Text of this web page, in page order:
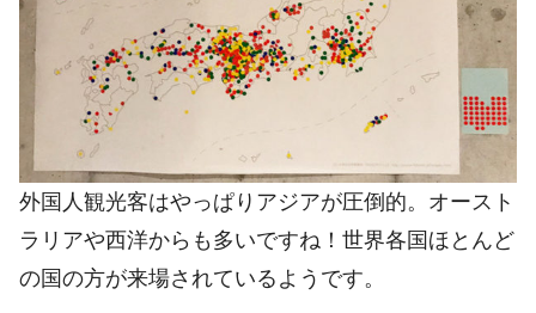
外国人観光客はやっぱりアジアが圧倒的。オースト
ラリアや西洋からも多いですね！世界各国ほとんど
の国の方が来場されているようです。